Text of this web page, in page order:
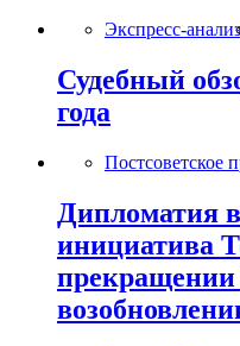
Экспресс-
Судебный
года
Постсоветское
Дипломатия
инициатива
прекращении